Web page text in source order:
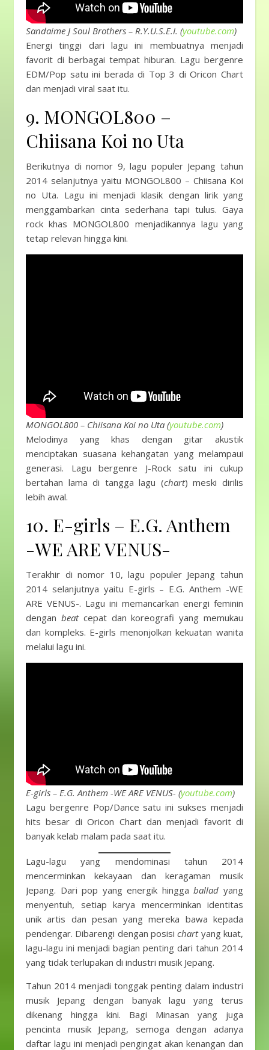
Sandaime J Soul Brothers – R.Y.U.S.E.I. (youtube.com)
Energi tinggi dari lagu ini membuatnya menjadi
favorit di berbagai tempat hiburan. Lagu bergenre
EDM/Pop satu ini berada di Top 3 di Oricon Chart
dan menjadi viral saat itu.
9. MONGOL800 –
Chiisana Koi no Uta
Berikutnya di nomor 9, lagu populer Jepang tahun
2014 selanjutnya yaitu MONGOL800 – Chiisana Koi
no Uta. Lagu ini menjadi klasik dengan lirik yang
menggambarkan cinta sederhana tapi tulus. Gaya
rock khas MONGOL800 menjadikannya lagu yang
tetap relevan hingga kini.
MONGOL800 – Chiisana Koi no Uta (youtube.com)
Melodinya yang khas dengan gitar akustik
menciptakan suasana kehangatan yang melampaui
generasi. Lagu bergenre J-Rock satu ini cukup
bertahan lama di tangga lagu (chart) meski dirilis
lebih awal.
10. E-girls – E.G. Anthem
-WE ARE VENUS-
Terakhir di nomor 10, lagu populer Jepang tahun
2014 selanjutnya yaitu E-girls – E.G. Anthem -WE
ARE VENUS-. Lagu ini memancarkan energi feminin
dengan beatcepat dan koreografi yang memukau
dan kompleks. E-girls menonjolkan kekuatan wanita
melalui lagu ini.
E-girls – E.G. Anthem -WE ARE VENUS- (youtube.com)
Lagu bergenre Pop/Dance satu ini sukses menjadi
hits besar di Oricon Chart dan menjadi favorit di
banyak kelab malam pada saat itu.
Lagu-lagu yang mendominasi tahun 2014
mencerminkan kekayaan dan keragaman musik
Jepang. Dari pop yang energik hinggaballad yang
menyentuh, setiap karya mencerminkan identitas
unik artis dan pesan yang mereka bawa kepada
pendengar. Dibarengi dengan posisichartyang kuat,
lagu-lagu ini menjadi bagian penting dari tahun 2014
yang tidak terlupakan di industri musik Jepang.
Tahun 2014 menjadi tonggak penting dalam industri
musik Jepang dengan banyak lagu yang terus
dikenang hingga kini. Bagi Minasan yang juga
pencinta musik Jepang, semoga dengan adanya
daftar lagu ini menjadi pengingat akan kenangan dan